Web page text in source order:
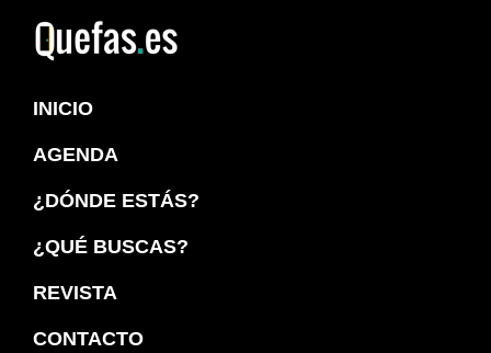
navegación
principal
principal
INICIO
AGENDA
¿DÓNDE ESTÁS?
¿QUÉ BUSCAS?
REVISTA
CONTACTO